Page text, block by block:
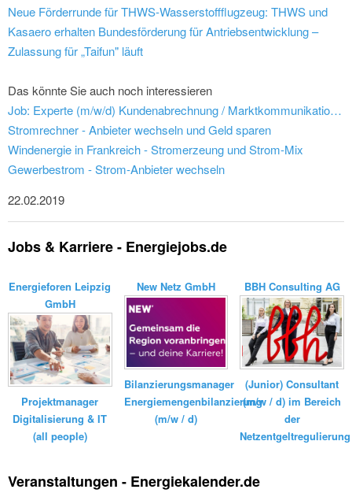
Neue Förderrunde für THWS-Wasserstoffflugzeug: THWS und
Kasaero erhalten Bundesförderung für Antriebsentwicklung –
Zulassung für „Taifun" läuft
Das könnte Sie auch noch interessieren
Job: Experte (m/w/d) Kundenabrechnung / Marktkommunikation EDM Vertrieb - Vereinigte Wertach-Elektrizitätswerke GmbH
Stromrechner - Anbieter wechseln und Geld sparen
Windenergie in Frankreich - Stromerzeung und Strom-Mix
Gewerbestrom - Strom-Anbieter wechseln
22.02.2019
Jobs & Karriere - Energiejobs.de
Energieforen Leipzig
GmbH
Projektmanager
Digitalisierung & IT
(all people)
New Netz GmbH
Bilanzierungsmanager
Energiemengenbilanzierung
(m/w / d)
BBH Consulting AG
(Junior) Consultant
(m/w / d) im Bereich
der
Netzentgeltregulierung
Veranstaltungen - Energiekalender.de